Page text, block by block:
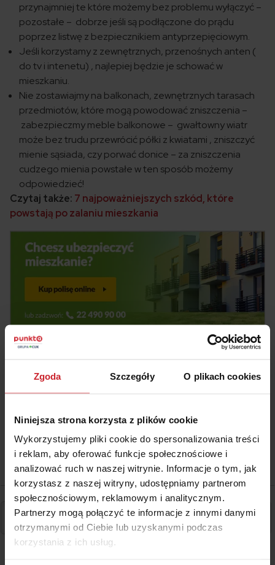
Zgoda Szczegóły O plikach cookies
Niniejsza strona korzysta z plików cookie
Wykorzystujemy pliki cookie do spersonalizowania treści
i reklam, aby oferować funkcje społecznościowe i
analizować ruch w naszej witrynie. Informacje o tym, jak
korzystasz z naszej witryny, udostępniamy partnerom
społecznościowym, reklamowym i analitycznym.
Partnerzy mogą połączyć te informacje z innymi danymi
otrzymanymi od Ciebie lub uzyskanymi podczas
korzystania z ich usług.
przynajmniej te które możemy bez problemu wyłączyć –
pozostałe – dobrze jeśli są podłączone do prądu
poprzez listwę z bezpiecznikiem antyprzepięciowym.
Jeśli korzystamy z zewnętrznych, przenośnych anten (
do tv i intenetu) , najlepiej będzie je schować w
mieszkaniu.
Nie zostawiajmy na balkonach, zewnętrznych tarasach
przedmiotów, które mogą powodować zniszczenia –
zabezpieczmy meble balkonowe – gwałtowny wiatr
może bez trudu przewrócić półki z kwiatami , zniszczyć
mienie sąsiada, czy porwać donice – za zniszczenia
cudzego mienia powstałe w ten sposób możemy
odpowiedzieć!
Czytaj także: 7 najpoważniejszych szkód, które
powstają po zalaniu mieszkania